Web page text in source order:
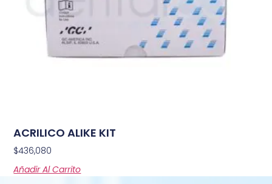
ACRILICO ALIKE KIT
$436,080
Añadir Al Carrito